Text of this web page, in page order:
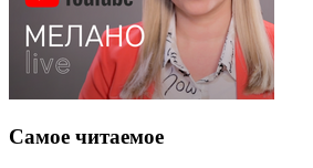
Самое читаемое